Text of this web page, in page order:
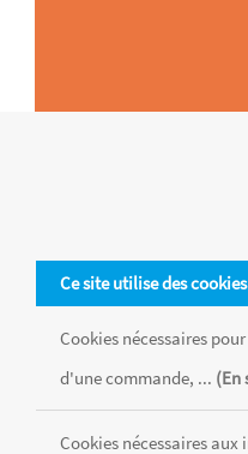
Ce site utilise des cookies
Cookies nécessaires
d'une commande, ... (En
Cookies nécessaires
Tous les produits sont vendus
chaque magasin, toutes taxes